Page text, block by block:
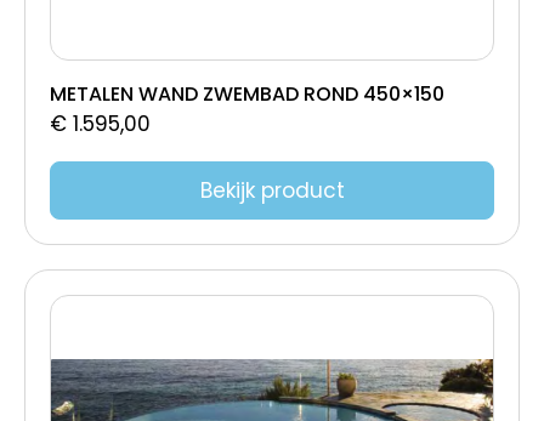
METALEN WAND ZWEMBAD ROND 450×150
€ 1.595,00
Bekijk product